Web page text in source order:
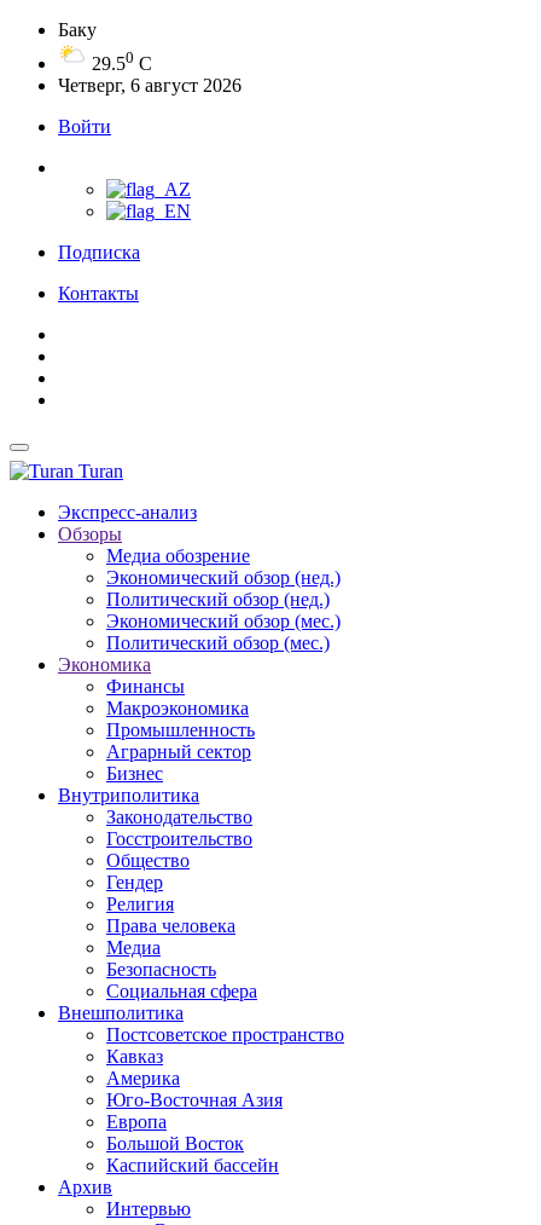
Баку
29.50 C
Четверг, 6 август 2026
Войти
Подписка
Контакты
Turan
Экспресс-анализ
Обзоры
Медиа обозрение
Экономический обзор (нед.)
Политический обзор (нед.)
Экономический обзор (мес.)
Политический обзор (мес.)
Экономика
Финансы
Макроэкономика
Промышленность
Аграрный сектор
Бизнес
Внутриполитика
Законодательство
Госстроительство
Общество
Гендер
Религия
Права человека
Медиа
Безопасность
Социальная сфера
Внешполитика
Постсоветское пространство
Кавказ
Америка
Юго-Восточная Азия
Европа
Большой Восток
Каспийский бассейн
Архив
Интервью